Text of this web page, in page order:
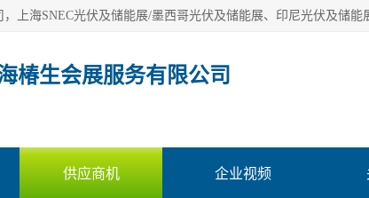
椿生会展服务有限公司
供应商机 企业视频